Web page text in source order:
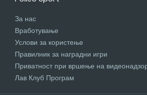
За нас
Вработување
Услови за користење
Правилник за наградни игри
Приватност при вршење на
Лав Клуб Програм